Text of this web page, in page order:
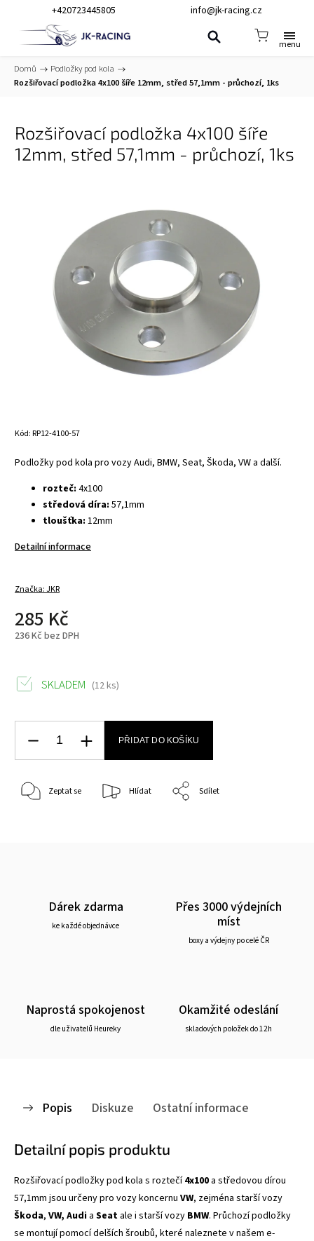
+420723445805 info@jk-racing.cz
Domů / Podložky pod kola /
Rozšiřovací podložka 4x100 šíře 12mm, střed 57,1mm - průchozí, 1ks
Rozšiřovací podložka 4x100 šíře
12mm, střed 57,1mm - průchozí, 1ks
Kód:RP12-4100-57
Podložky pod kola pro vozy Audi, BMW, Seat, Škoda, VW a další.
rozteč: 4x100
středová díra: 57,1mm
tloušťka: 12mm
Detailní informace
Značka:JKR
285 Kč
236 Kč bez DPH
SKLADEM (12 ks)
PŘIDAT DO KOŠÍKU
Zeptat se Hlídat Sdílet
Dárek zdarma
ke každé objednávce
Přes 3000 výdejních
míst
boxy a výdejny po celé ČR
Naprostá spokojenost
dle uživatelů Heureky
Okamžité odeslání
skladových položek do 12h
Popis Diskuze Ostatní informace
Detailní popis produktu
Rozšiřovací podložky pod kola s roztečí4x100 a středovou dírou
57,1mm jsou určeny pro vozy koncernu VW, zejména starší vozy
Škoda, VW, Audi a Seat ale i starší vozy BMW. Průchozí podložky
se montují pomocí delších šroubů, které naleznete v našem e-